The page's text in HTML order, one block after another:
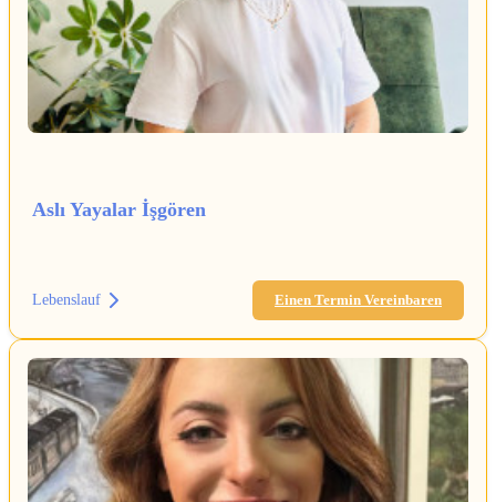
Aslı Yayalar İşgören
Lebenslauf Einen Termin Vereinbaren